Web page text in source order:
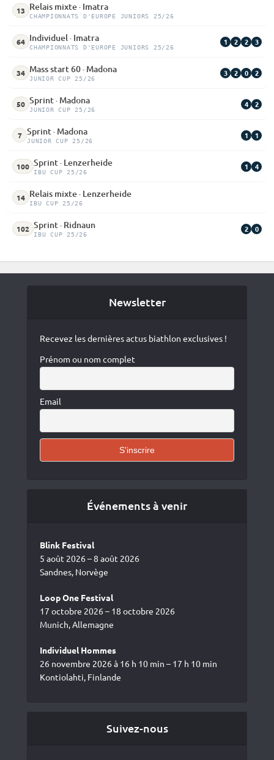
13 Relais mixte · Imatra
CHAMPIONNATS D'EUROPE JUNIORS 25/26
64 Individuel · Imatra
CHAMPIONNATS D'EUROPE JUNIORS 25/26
1 2 2 3
34 Mass start 60 · Madona
JUNIOR CUP 25/26
3 2 0 2
50 Sprint · Madona
JUNIOR CUP 25/26
4 2
7 Sprint · Madona
JUNIOR CUP 25/26
1 1
100 Sprint · Lenzerheide
IBU CUP 25/26
1 4
14 Relais mixte · Lenzerheide
IBU CUP 25/26
102 Sprint · Ridnaun
IBU CUP 25/26
2 0
Newsletter
Recevez les dernières actus biathlon exclusives !
Prénom ou nom complet
Email
Événements à venir
Blink Festival
5 août 2026 – 8 août 2026
Sandnes, Norvège
Loop One Festival
17 octobre 2026 – 18 octobre 2026
Munich, Allemagne
Individuel Hommes
26 novembre 2026 à 16 h 10 min – 17 h 10 min
Kontiolahti, Finlande
Suivez-nous